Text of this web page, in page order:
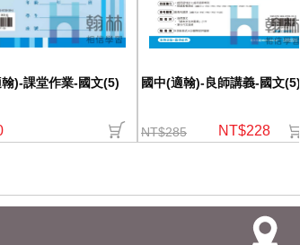
翰)-課堂作業-國文(5)
國中(適翰)-良師講義-國文(5)
NT$285 NT$228